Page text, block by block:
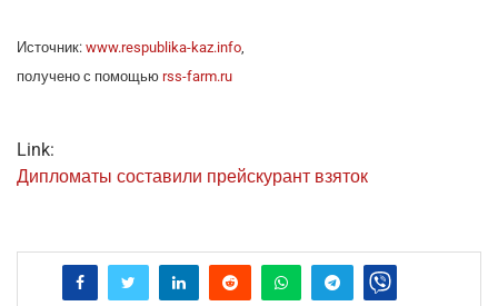
Источ­ник: www.respublika-kaz.info
полу­че­но с помо­щью rss-farm.ru
Link:
Дипло­ма­ты соста­ви­ли прейс­ку­рант взяток